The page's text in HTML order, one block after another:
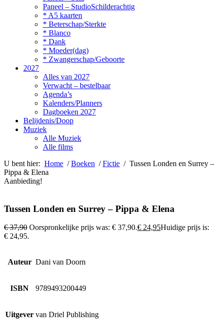
Paneel – StudioSchilderachtig
* A5 kaarten
* Beterschap/Sterkte
* Blanco
* Dank
* Moeder(dag)
* Zwangerschap/Geboorte
2027
Alles van 2027
Verwacht – bestelbaar
Agenda’s
Kalenders/Planners
Dagboeken 2027
Belijdenis/Doop
Muziek
Alle Muziek
Alle films
U bent hier: Home /Boeken /Fictie / Tussen Londen en Surrey –
Pippa & Elena
Aanbieding!
Tussen Londen en Surrey – Pippa & Elena
€37,90 Oorspronkelijke prijs was: € 37,90.€ 24,95Huidige prijs is:
€ 24,95.
Auteur Dani van Doorn
ISBN 9789493200449
Uitgever van Driel Publishing